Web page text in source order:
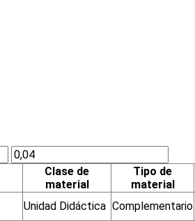
Clase de
material
Tipo de
material
Unidad Didáctica Complementario